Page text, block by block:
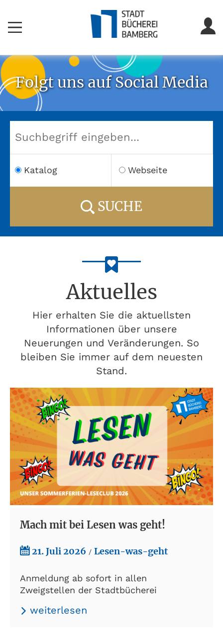
Folgt uns auf Social Media
Katalog Webseite
SUCHE
Aktuelles
Hier erhalten Sie die aktuellsten
Informationen über unsere
Neuerungen und Veränderungen. So
bleiben Sie immer auf dem neuesten
Stand.
Mach mit bei Lesen was geht!
21. Juli 2026 / Lesen-was-geht
Anmeldung ab sofort in allen
Zweigstellen der Stadtbücherei
weiterlesen